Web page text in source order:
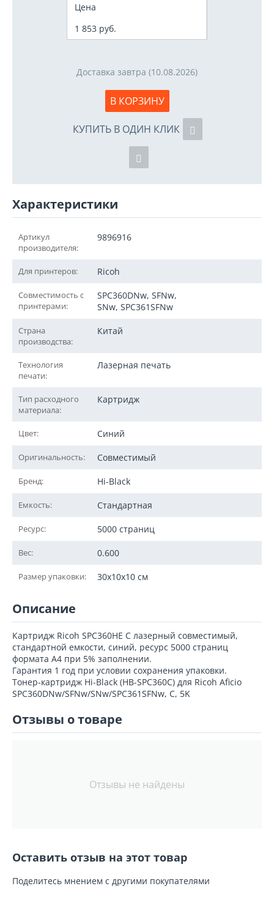
Цена
1 853 руб.
Доставка завтра (10.08.2026)
В КОРЗИНУ
КУПИТЬ В ОДИН КЛИК
Характеристики
Артикул
производителя:
9896916
Для принтеров: Ricoh
Совместимость с
принтерами:
SPC360DNw, SFNw,
SNw, SPC361SFNw
Страна
производства:
Китай
Технология
печати:
Лазерная печать
Тип расходного
материала:
Картридж
Цвет: Синий
Оригинальность: Совместимый
Бренд: Hi-Black
Емкость: Стандартная
Ресурс: 5000 страниц
Вес: 0.600
Размер упаковки: 30x10x10 см
Описание
Картридж Ricoh SPC360HE C лазерный совместимый,
стандартной емкости, синий, ресурс 5000 страниц
формата А4 при 5% заполнении.
Гарантия 1 год при условии сохранения упаковки.
Тонер-картридж Hi-Black (HB-SPC360C) для Ricoh Aficio
SPC360DNw/SFNw/SNw/SPC361SFNw, C, 5K
Отзывы о товаре
Отзывы не найдены
Оставить отзыв на этот товар
Поделитесь мнением с другими покупателями